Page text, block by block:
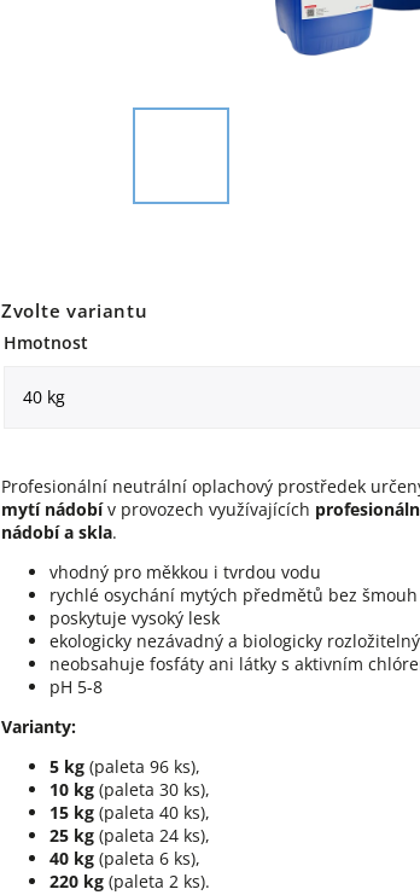
Zvolte variantu
Hmotnost
Profesionální neutrální oplachový prostředek
mytí nádobív provozech využívajících
nádobí a skla.
vhodný pro měkkou i tvrdou vodu
rychlé osychání mytých předmětů bez šmouh
poskytuje vysoký lesk
ekologicky nezávadný a biologicky rozložitelný
neobsahuje fosfáty ani látky s aktivním
pH 5-8
Varianty:
5 kg (paleta 96 ks),
10 kg (paleta 30 ks),
15 kg (paleta 40 ks),
25 kg (paleta 24 ks),
40 kg (paleta 6 ks),
220 kg (paleta 2 ks).